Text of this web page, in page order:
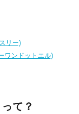
リー)
ワンドットエル)
て？